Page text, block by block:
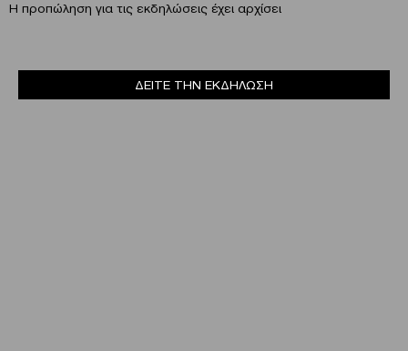
Η προπώληση για τις εκδηλώσεις έχει αρχίσει
ΔΕΙΤΕ ΤΗΝ ΕΚΔΗΛΩΣΗ